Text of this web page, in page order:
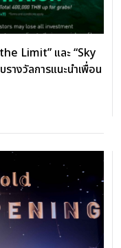
Limit” และ “Sky
างวัลการแนะนำเพื่อน